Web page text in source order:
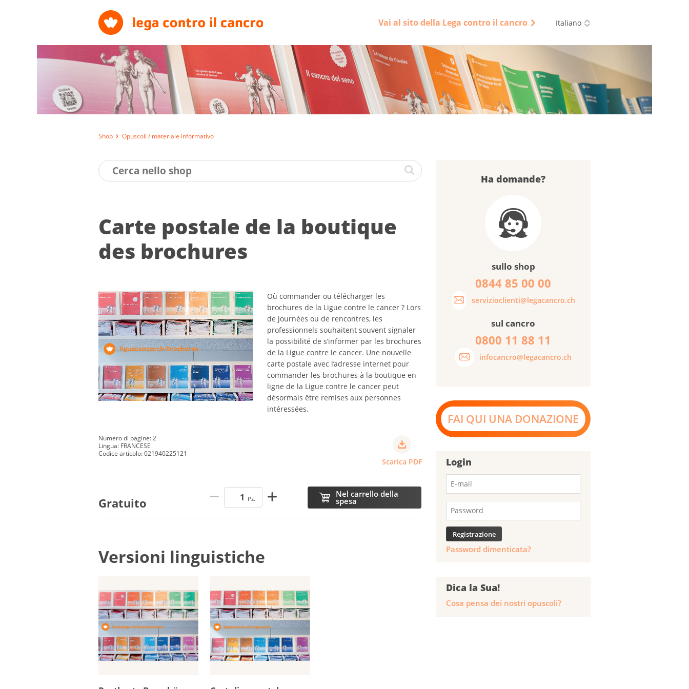
Vai al sito della Lega contro il cancro Italiano
Shop Opuscoli / materiale informativo
Carte pos­tale de la bou­tique
des bro­chures
Où commander ou télécharger les
brochures de la Ligue contre le cancer ? Lors
de journées ou de rencontres, les
professionnels souhaitent souvent signaler
la possibilité de s’informer par les brochures
de la Ligue contre le cancer. Une nouvelle
carte postale avec l’adresse internet pour
commander les brochures à la boutique en
ligne de la Ligue contre le cancer peut
désormais être remises aux personnes
intéressées.
Numero di pagine: 2
Lingua: FRANCESE
Codice articolo: 021940225121
Scarica PDF
Gratuito Pz. Nel carrello della
spesa
Versioni linguistiche
Ha domande?
sullo shop
0844 85 00 00
servizioclienti@legacancro.ch
sul cancro
0800 11 88 11
infocancro@legacancro.ch
FAI QUI UNA DONAZIONE
Login
Password dimenticata?
Dica la Sua!
Cosa pensa dei nostri opuscoli?